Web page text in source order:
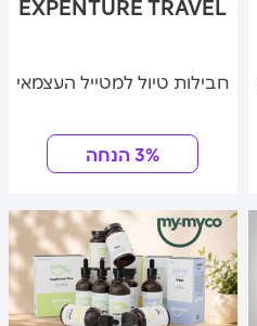
EXPENTURE TRAVEL
חבילות טיול למטייל העצמאי
3% הנחה